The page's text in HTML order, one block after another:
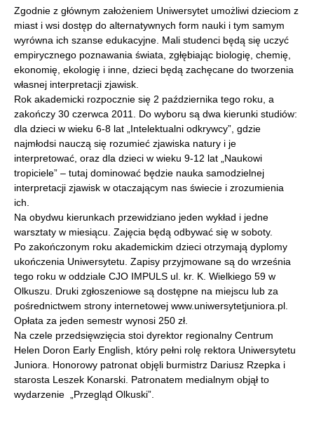
Zgodnie z głównym założeniem Uniwersytet umożliwi dzieciom z
miast i wsi dostęp do alternatywnych form nauki i tym samym
wyrówna ich szanse edukacyjne. Mali studenci będą się uczyć
empirycznego poznawania świata, zgłębiając biologię, chemię,
ekonomię, ekologię i inne, dzieci będą zachęcane do tworzenia
własnej interpretacji zjawisk.
Rok akademicki rozpocznie się 2 października tego roku, a
zakończy 30 czerwca 2011. Do wyboru są dwa kierunki studiów:
dla dzieci w wieku 6-8 lat „Intelektualni odkrywcy”, gdzie
najmłodsi nauczą się rozumieć zjawiska natury i je
interpretować, oraz dla dzieci w wieku 9-12 lat „Naukowi
tropiciele” – tutaj dominować będzie nauka samodzielnej
interpretacji zjawisk w otaczającym nas świecie i zrozumienia
ich.
Na obydwu kierunkach przewidziano jeden wykład i jedne
warsztaty w miesiącu. Zajęcia będą odbywać się w soboty.
Po zakończonym roku akademickim dzieci otrzymają dyplomy
ukończenia Uniwersytetu. Zapisy przyjmowane są do września
tego roku w oddziale CJO IMPULS ul. kr. K. Wielkiego 59 w
Olkuszu. Druki zgłoszeniowe są dostępne na miejscu lub za
pośrednictwem strony internetowej www.uniwersytetjuniora.pl.
Opłata za jeden semestr wynosi 250 zł.
Na czele przedsięwzięcia stoi dyrektor regionalny Centrum
Helen Doron Early English, który pełni rolę rektora Uniwersytetu
Juniora. Honorowy patronat objęli burmistrz Dariusz Rzepka i
starosta Leszek Konarski. Patronatem medialnym objął to
wydarzenie „Przegląd Olkuski”.